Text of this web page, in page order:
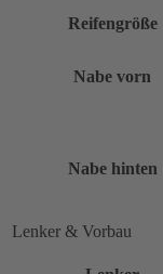
Reifengröße
Nabe vorn
Nabe hinten
Lenker & Vorbau